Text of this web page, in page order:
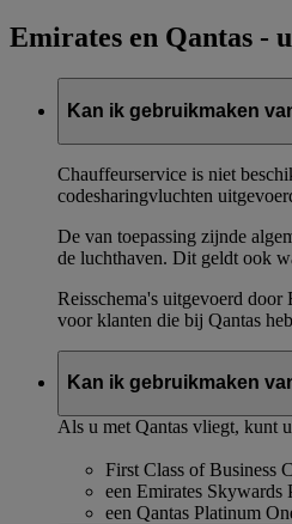
Emirates en Qantas -
Kan ik gebruikmaken
Chauffeurservice is niet
codesharingvluchten
De van toepassing zijnde
de luchthaven. Dit geldt ook
Reisschema's uitgevoerd
voor klanten die bij Qantas
Kan ik gebruikmaken
Als u met Qantas vliegt, kunt
First Class of Business
een Emirates
een Qantas Platinum